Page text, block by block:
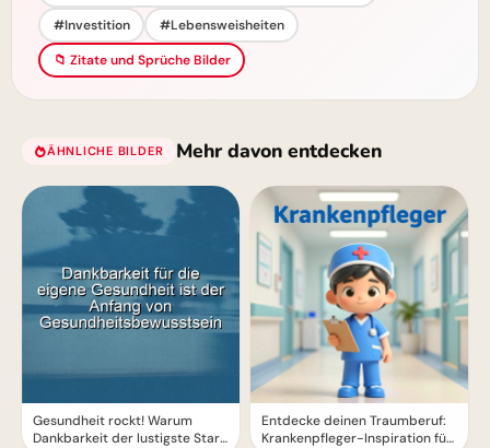
#Investition
#Lebensweisheiten
📁 Zitate und Sprüche Bilder
ÄHNLICHE BILDER Mehr davon entdecken
Gesundheit rockt! Warum
Dankbarkeit der lustigste Start
Instagram
Entdecke deinen Traumberuf:
Krankenpfleger-Inspiration für